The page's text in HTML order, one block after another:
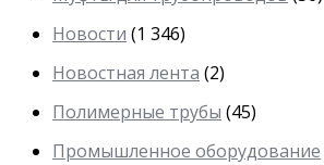
Новости (1 346)
Новостная лента (2)
Полимерные трубы (45)
Промышленное оборудование